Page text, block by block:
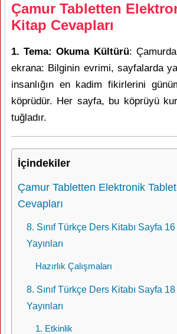
Çamur Tabletten
Kitap Cevapları
1. Tema: Okuma Kültürü:
ekrana: Bilginin evrimi, sayfalarda
insanlığın en kadim fikirlerini
köprüdür. Her sayfa, bu köprüyü
tuğladır.
İçindekiler
Çamur Tabletten Elektronik
Cevapları
8. Sınıf Türkçe Ders Kitabı Sayfa
Yayınları
Hazırlık Çalışmaları
8. Sınıf Türkçe Ders Kitabı Sayfa
Yayınları
1. Etkinlik